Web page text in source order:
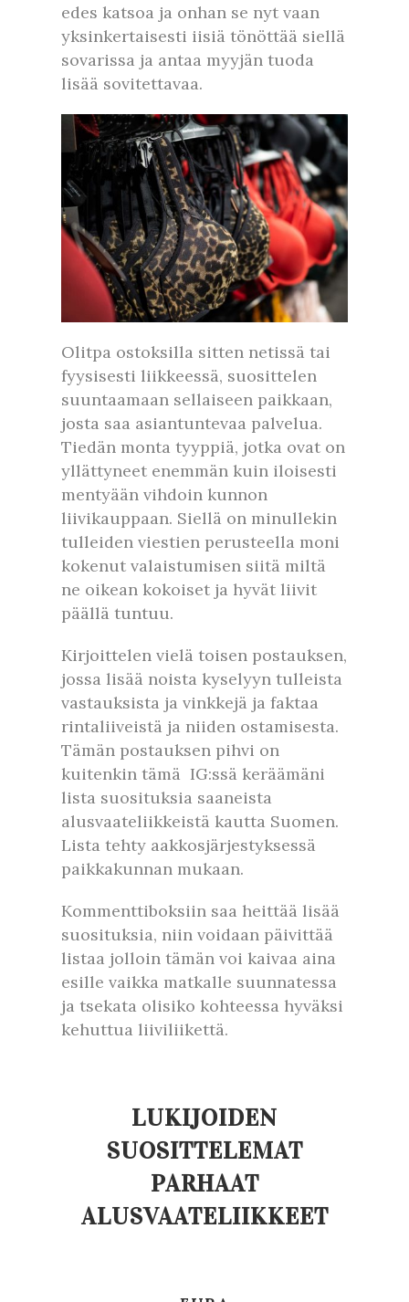
edes katsoa ja onhan se nyt vaan
yksinkertaisesti iisiä tönöttää siellä
sovarissa ja antaa myyjän tuoda
lisää sovitettavaa.
Olitpa ostoksilla sitten netissä tai
fyysisesti liikkeessä, suosittelen
suuntaamaan sellaiseen paikkaan,
josta saa asiantuntevaa palvelua.
Tiedän monta tyyppiä, jotka ovat on
yllättyneet enemmän kuin iloisesti
mentyään vihdoin kunnon
liivikauppaan. Siellä on minullekin
tulleiden viestien perusteella moni
kokenut valaistumisen siitä miltä
ne oikean kokoiset ja hyvät liivit
päällä tuntuu.
Kirjoittelen vielä toisen postauksen,
jossa lisää noista kyselyyn tulleista
vastauksista ja vinkkejä ja faktaa
rintaliiveistä ja niiden ostamisesta.
Tämän postauksen pihvi on
kuitenkin tämä IG:ssä keräämäni
lista suosituksia saaneista
alusvaateliikkeistä kautta Suomen.
Lista tehty aakkosjärjestyksessä
paikkakunnan mukaan.
Kommenttiboksiin saa heittää lisää
suosituksia, niin voidaan päivittää
listaa jolloin tämän voi kaivaa aina
esille vaikka matkalle suunnatessa
ja tsekata olisiko kohteessa hyväksi
kehuttua liiviliikettä.
LUKIJOIDEN
SUOSITTELEMAT
PARHAAT
ALUSVAATELIIKKEET